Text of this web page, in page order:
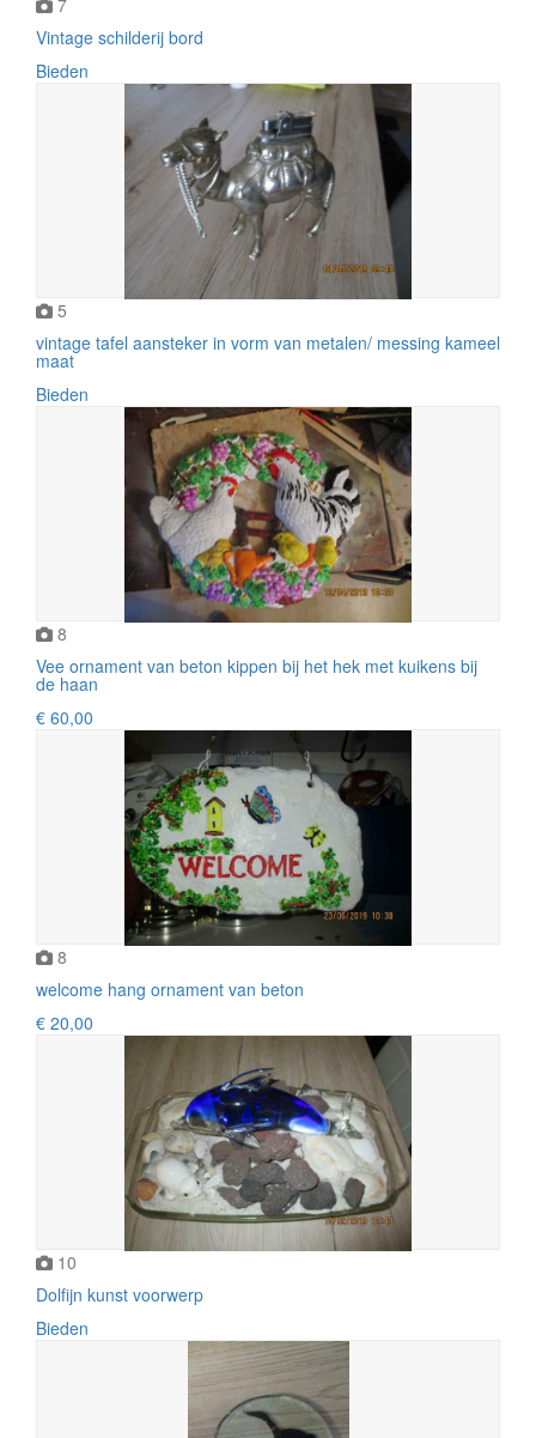
Vintage schilderij bord
Bieden
5
vintage tafel aansteker in vorm van metalen/ messing kameel
maat
Bieden
8
Vee ornament van beton kippen bij het hek met kuikens bij
de haan
€ 60,00
8
welcome hang ornament van beton
€ 20,00
10
Dolfijn kunst voorwerp
Bieden